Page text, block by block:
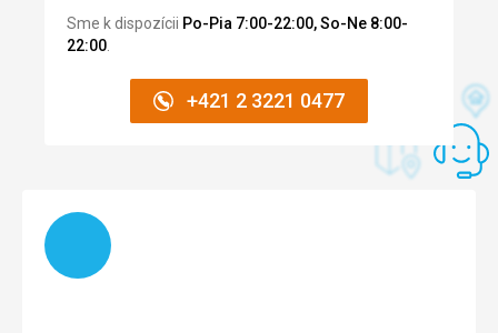
Sme k dispozícii Po-Pia 7:00-22:00, So-Ne 8:00-
22:00
+421 2 3221 0477
Načítam